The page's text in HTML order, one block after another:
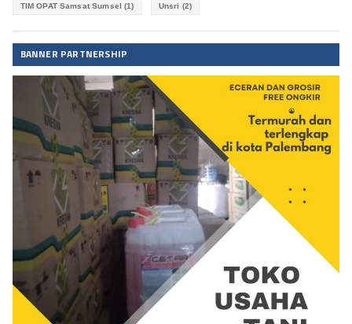
TIM OPAT Samsat Sumsel (1) Unsri (2)
BANNER PARTNERSHIP